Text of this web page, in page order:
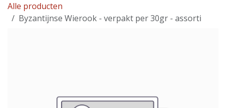
Alle producten
Byzantijnse Wierook - verpakt per 30gr - assorti